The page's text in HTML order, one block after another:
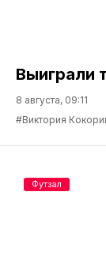
Выиграли
8 августа, 09:11
#Виктория
Футзал